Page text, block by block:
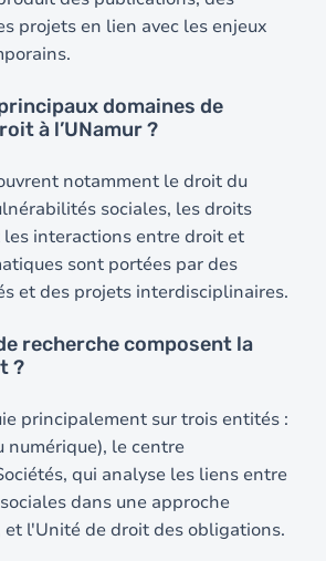
projets en lien avec les enjeux
domaines de
à l’UNamur ?
notamment le droit du
sociales, les droits
interactions entre droit et
sont portées par des
et des projets interdisciplinaires.
recherche composent la
?
principalement sur trois entités :
numérique), le centre
qui analyse les liens entre
dans une approche
l'Unité de droit des obligations.